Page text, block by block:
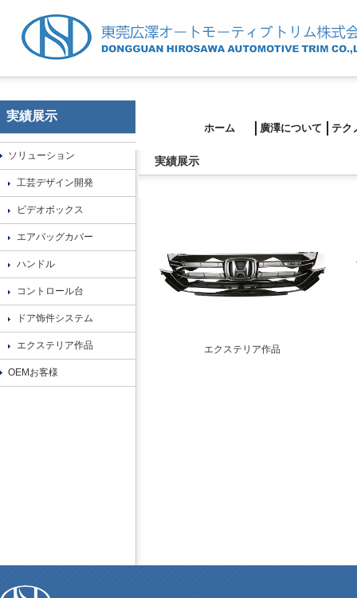
ホーム 廣澤について テク
実績展示
ソリューション
工芸デザイン開発
ビデオボックス
エアバッグカバー
ハンドル
コントロール台
ドア饰件システム
エクステリア作品
OEMお客様
実績展示
エクステリア作品